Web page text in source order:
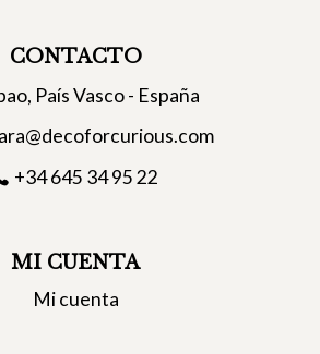
CONTACTO
País Vasco - España
+34 645 34 95 22
MI CUENTA
Mi cuenta